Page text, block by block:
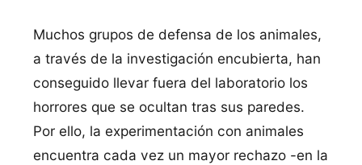
Muchos grupos de defensa de los animales,
a través de la investigación encubierta, han
conseguido llevar fuera del laboratorio los
horrores que se ocultan tras sus paredes.
Por ello, la experimentación con animales
encuentra cada vez un mayor rechazo -en la